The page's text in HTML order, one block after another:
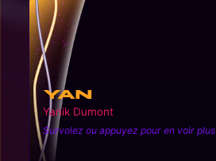
Yan
Yanik Dumont
Survolez ou appuyez pour en voir plus